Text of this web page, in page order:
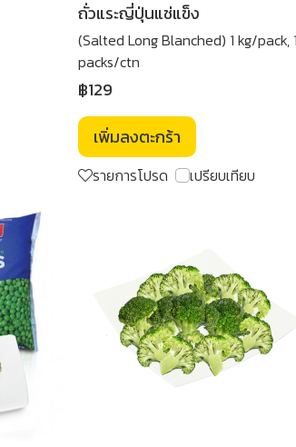
ถั่วแระญี่ปุ่นแช่แข็ง
(Salted Long Blanched) 1 kg/pack,
packs/ctn
฿129
เพิ่มลงตะกร้า
รายการโปรด เปรียบเทียบ